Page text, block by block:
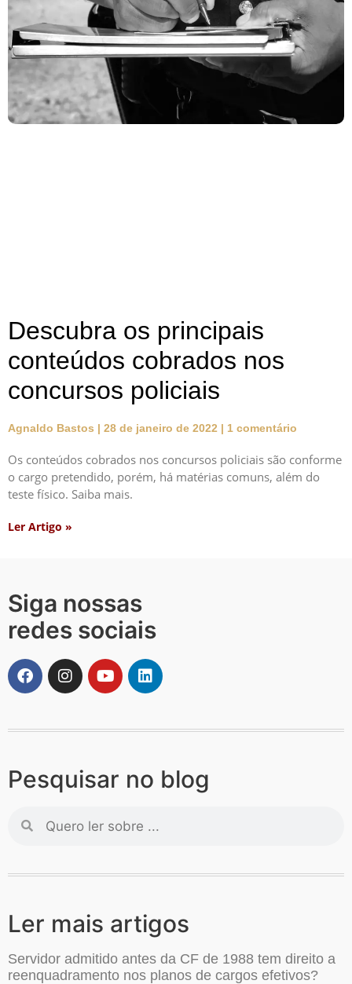
Descubra os principais
conteúdos cobrados nos
concursos policiais
Agnaldo Bastos 28 de janeiro de 2022 1 comentário
Os conteúdos cobrados nos concursos policiais são conforme
o cargo pretendido, porém, há matérias comuns, além do
teste físico. Saiba mais.
Ler Artigo »
Siga nossas
redes sociais
Pesquisar no blog
Ler mais artigos
Servidor admitido antes da CF de 1988 tem direito a
reenquadramento nos planos de cargos efetivos?